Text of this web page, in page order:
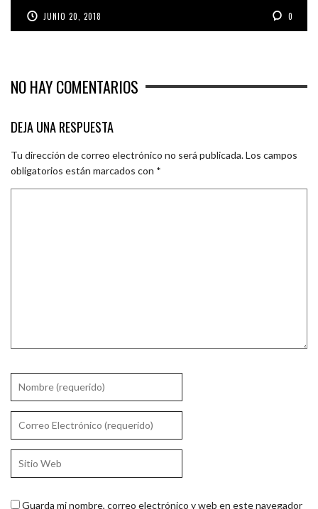
JUNIO 20, 2018 0
NO HAY COMENTARIOS
DEJA UNA RESPUESTA
Tu dirección de correo electrónico no será publicada.Los campos
obligatorios están marcados con *
Guarda mi nombre, correo electrónico y web en este navegador